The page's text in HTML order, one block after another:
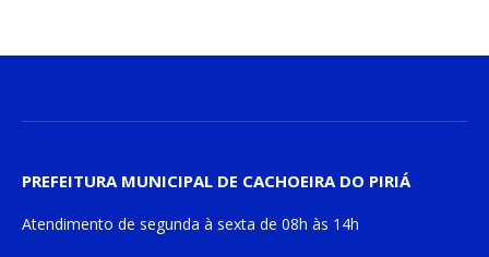
PREFEITURA MUNICIPAL DE CACHOEIRA DO PIRIÁ
Atendimento de segunda à sexta de 08h às 14h